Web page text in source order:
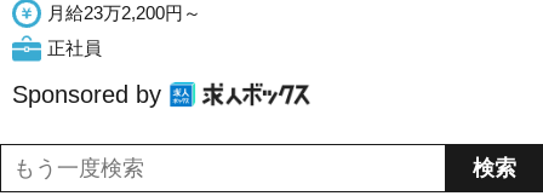
月給23万2,200円～
正社員
Sponsored by